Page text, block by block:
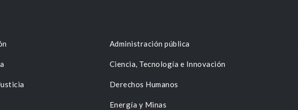
Administración pública
Ciencia, Tecnología e Innovación
Derechos Humanos
Energía y Minas